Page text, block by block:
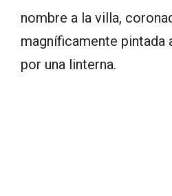
nombre a la villa,
magníficamente pintada
por una linterna.